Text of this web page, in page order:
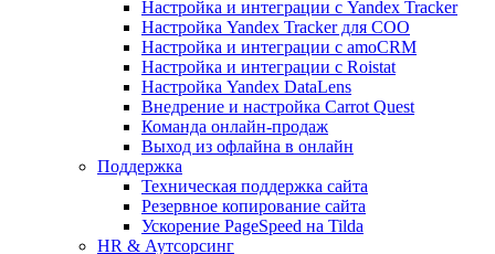
Настройка и интеграции с Yandex Tracker
Настройка Yandex Tracker для СОО
Настройка и интеграции с amoCRM
Настройка и интеграции с Roistat
Настройка Yandex DataLens
Внедрение и настройка Carrot Quest
Команда онлайн-продаж
Выход из офлайна в онлайн
Поддержка
Техническая поддержка сайта
Резервное копирование сайта
Ускорение PageSpeed на Tilda
HR & Аутсорсинг